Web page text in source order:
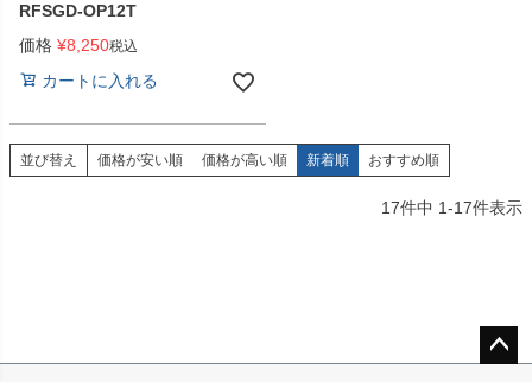
RFSGD-OP12T
価格 ¥8,250税込
カートに入れる
並び替え 価格が安い順 価格が高い順 新着順 おすすめ順
17件中 1-17件表示